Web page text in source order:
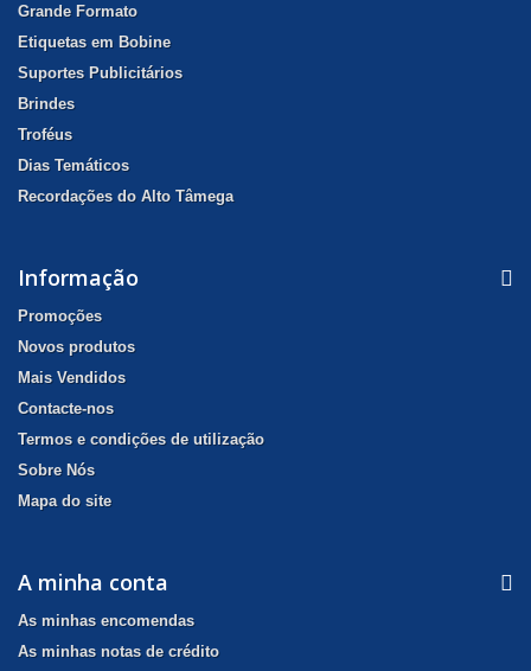
Grande Formato
Etiquetas em Bobine
Suportes Publicitários
Brindes
Troféus
Dias Temáticos
Recordações do Alto Tâmega
Informação
Promoções
Novos produtos
Mais Vendidos
Contacte-nos
Termos e condições de utilização
Sobre Nós
Mapa do site
A minha conta
As minhas encomendas
As minhas notas de crédito